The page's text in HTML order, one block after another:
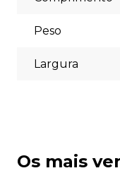
Peso
Largura
Os mais